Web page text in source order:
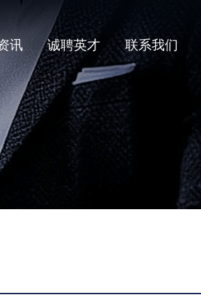
讯 诚聘英才 联系我们